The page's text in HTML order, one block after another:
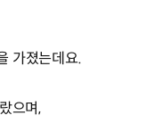
가졌는데요.
으며,